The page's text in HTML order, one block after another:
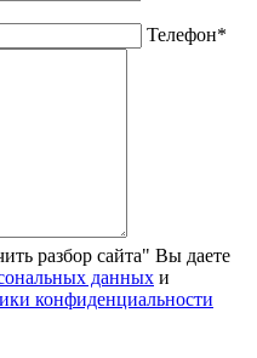
Телефон*
разбор сайта" Вы даете
данных и
конфиденциальности